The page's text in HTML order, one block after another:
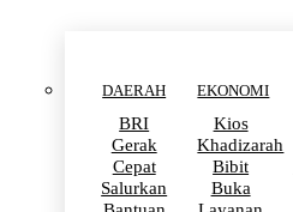
DAERAH
BRI
Gerak
Cepat
Salurkan
EKONOMI
Kios
Khadizarah
Bibit
Buka